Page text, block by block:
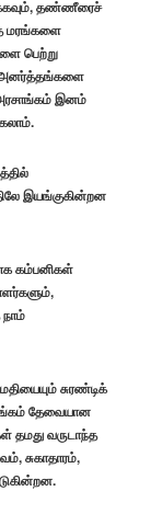
தண்ணீரைச்
மரங்களை
பெற்று
அனர்த்தங்களை
இனம்
இயங்குகின்றன
கம்பனிகள்
சுரண்டிக்
தேவையான
தமது வருடாந்த
சுகாதாரம்,